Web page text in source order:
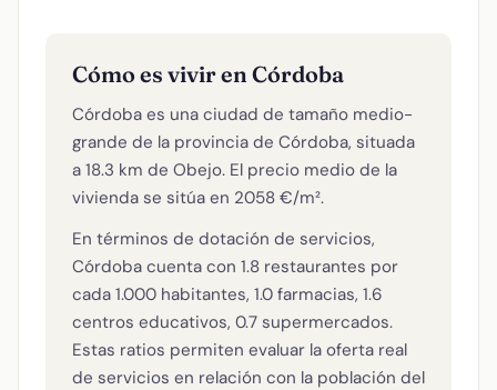
Cómo es vivir en Córdoba
Córdoba es una ciudad de tamaño medio-
grande de la provincia de Córdoba, situada
a 18.3 km de Obejo. El precio medio de la
vivienda se sitúa en 2058 €/m².
En términos de dotación de servicios,
Córdoba cuenta con 1.8 restaurantes por
cada 1.000 habitantes, 1.0 farmacias, 1.6
centros educativos, 0.7 supermercados.
Estas ratios permiten evaluar la oferta real
de servicios en relación con la población del